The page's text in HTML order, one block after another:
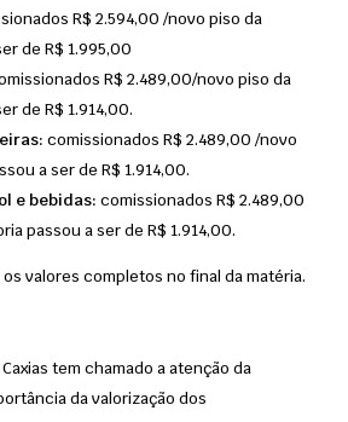
R$ 2.594,00 /novo piso da
de R$ 1.995,00
R$ 2.489,00/novo piso da
de R$ 1.914,00.
comissionados R$ 2.489,00 /novo
a ser de R$ 1.914,00.
e bebidas: comissionados R$ 2.489,00
passou a ser de R$ 1.914,00.
valores completos no final da matéria.
tem chamado a atenção da
da valorização dos